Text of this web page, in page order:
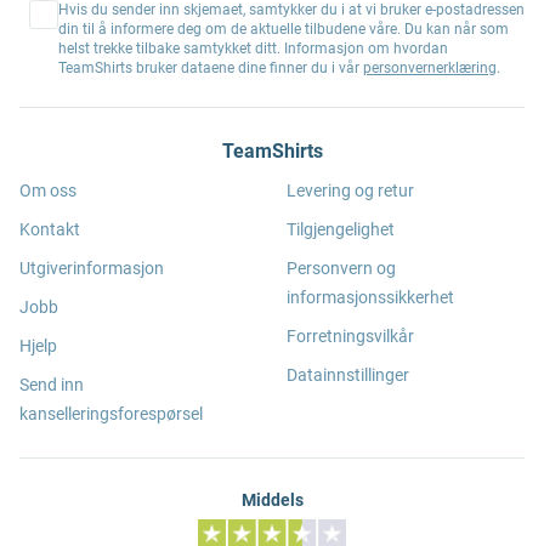
Hvis du sender inn skjemaet, samtykker du i at vi bruker e-postadressen
din til å informere deg om de aktuelle tilbudene våre. Du kan når som
helst trekke tilbake samtykket ditt. Informasjon om hvordan
TeamShirts bruker dataene dine finner du i vår personvernerklæring.
TeamShirts
Om oss
Kontakt
Utgiverinformasjon
Jobb
Hjelp
Send inn
kanselleringsforespørsel
Levering og retur
Tilgjengelighet
Personvern og
informasjonssikkerhet
Forretningsvilkår
Datainnstillinger
Middels